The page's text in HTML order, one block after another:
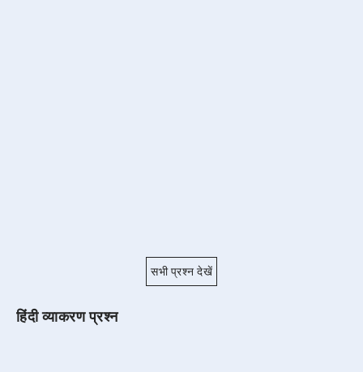
सभी प्रश्न देखें
हिंदी व्याकरण प्रश्न